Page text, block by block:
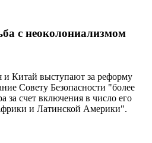
с неоколониализмом
и Китай выступают за реформу
Совету Безопасности "более
за счет включения в число его
и Латинской Америки".